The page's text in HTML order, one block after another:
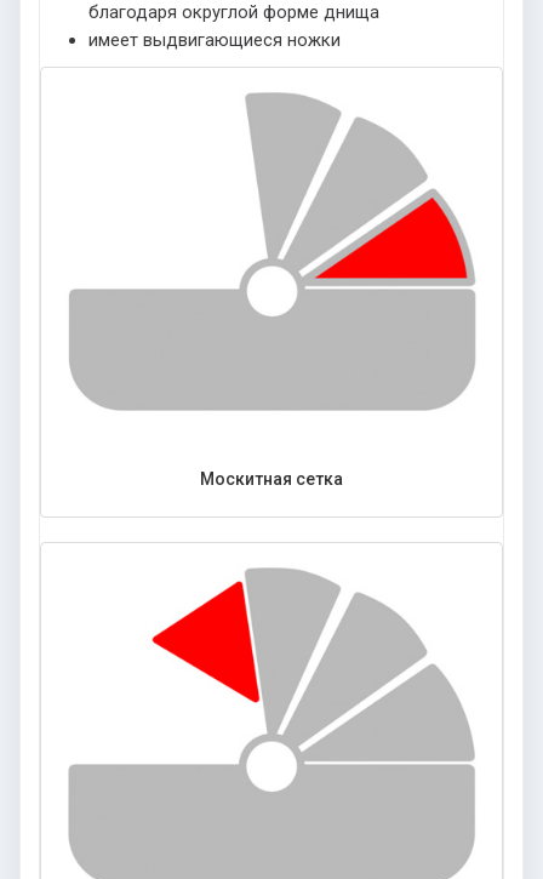
благодаря округлой форме днища
имеет выдвигающиеся ножки
Москитная сетка